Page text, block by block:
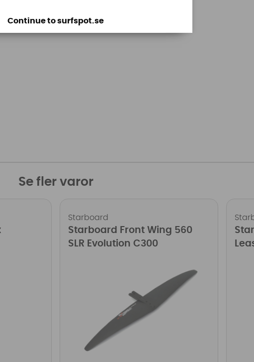
Se fler varor
Starboard
Starboard Front Wing 560
SLR Evolution C300
Continue to surfspot.se